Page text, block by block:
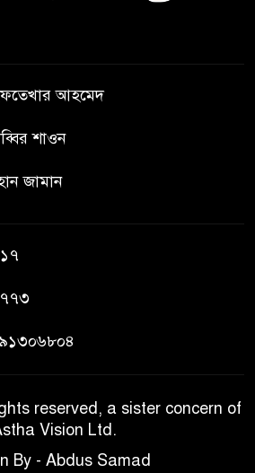
কারাগারে-৩
প্রধানের পরিচয়পত্র হস্তান্তর
আহমেদ
শাওন
জামান
reserved, a sister concern of
Vision Ltd.
By - Abdus Samad